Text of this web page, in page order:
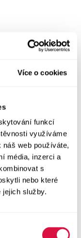
Více o cookies
funkcí
využíváme
web používáte,
média, inzerci a
s
nebo které
služby.